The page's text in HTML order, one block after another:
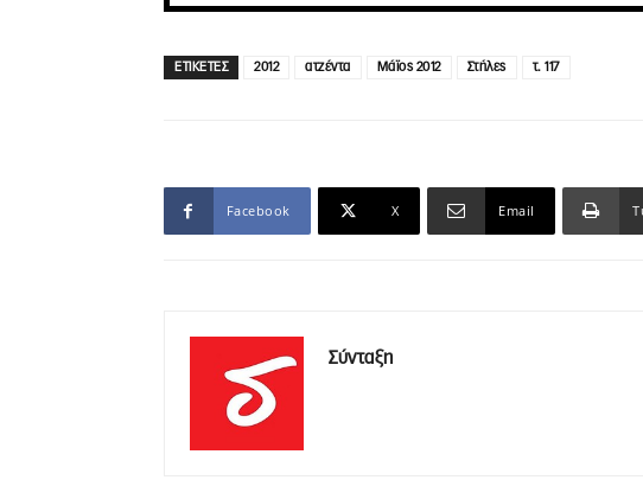
ΕΤΙΚΕΤΕΣ 2012 ατζέντα Μάϊος 2012 Στήλες τ. 117
Facebook X Email
Σύνταξη